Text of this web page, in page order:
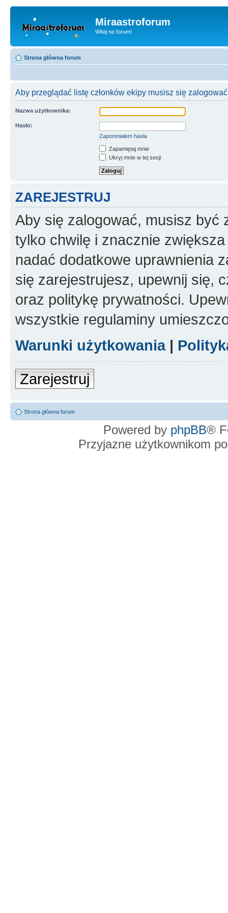
Miraastroforum
Witaj na forum!
Strona główna forum
Aby przeglądać listę członków ekipy musisz się
Nazwa użytkownika:
Hasło:
Zapomniałem hasła
Zapamiętaj mnie
Ukryj mnie w tej sesji
ZAREJESTRUJ
Aby się zalogować, musisz być
tylko chwilę i znacznie
nadać dodatkowe uprawnienia
się zarejestrujesz, upewnij się,
oraz politykę prywatności.
wszystkie regulaminy
Warunki użytkowania|
Zarejestruj
Strona główna forum
Powered by phpBB®
Przyjazne użytkownikom